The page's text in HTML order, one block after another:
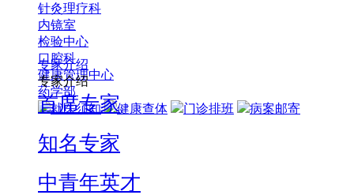
针灸理疗科
内镜室
检验中心
口腔科
健康管理中心
药学部
就医须知
健康查体 门诊排班 病案邮寄
专家介绍
专家介绍
首席专家
知名专家
中青年英才